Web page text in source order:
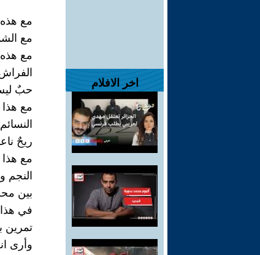
اخر الافلام
مع هذه
مع
مع
حبٌ
مع هذا
ريحٌ
مع هذا
النجم
بين
في هذا
تمرين
وأرى